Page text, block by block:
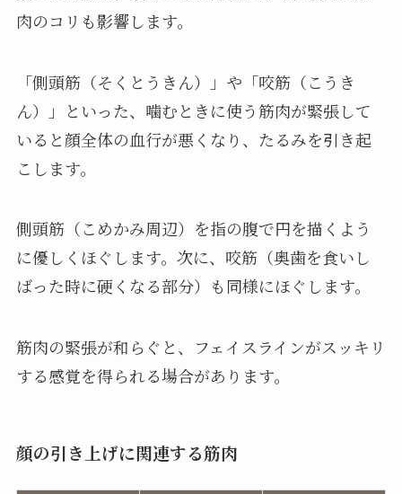
肉のコリも影響します。
「側頭筋（そくとうきん）」や「咬筋（こうき
ん）」といった、噛むときに使う筋肉が緊張して
いると顔全体の血行が悪くなり、たるみを引き起
こします。
側頭筋（こめかみ周辺）を指の腹で円を描くよう
に優しくほぐします。次に、咬筋（奥歯を食いし
ばった時に硬くなる部分）も同様にほぐします。
筋肉の緊張が和らぐと、フェイスラインがスッキリ
する感覚を得られる場合があります。
顔の引き上げに関連する筋肉